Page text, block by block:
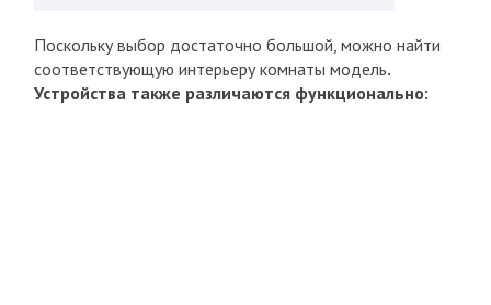
Поскольку выбор достаточно большой, можно найти
соответствующую интерьеру комнаты модель.
Устройства также различаются функционально: